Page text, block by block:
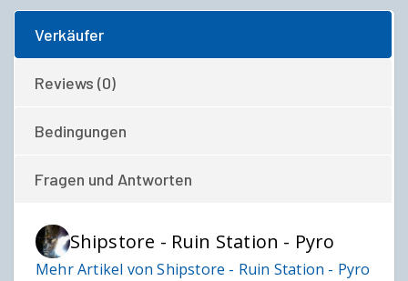
Verkäufer
Reviews (0)
Bedingungen
Fragen und Antworten
Shipstore - Ruin Station - Pyro
Mehr Artikel von Shipstore - Ruin Station - Pyro